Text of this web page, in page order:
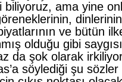
ama yine
ve bütün
olduğu gibi
da şok olarak
söylediği şu sözler